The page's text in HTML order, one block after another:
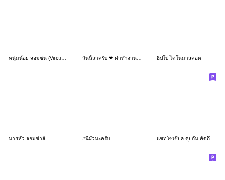
ฮิปโป ไดโนมาสคอต
นายหัว จอมซ่าส์ #นี่ผัวนะครับ แชทโซเชียล คุยกัน คิดถึงบ่อย